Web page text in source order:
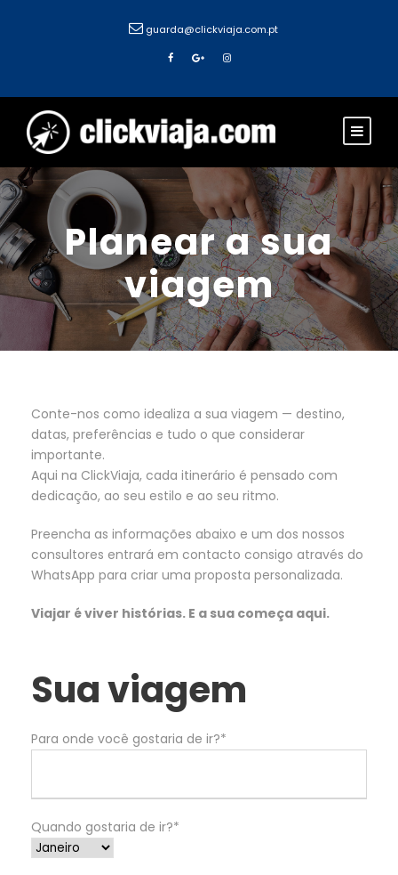
guarda@clickviaja.com.pt
Planear a sua
viagem
Conte-nos como idealiza a sua viagem — destino,
datas, preferências e tudo o que considerar
importante.
Aqui na ClickViaja, cada itinerário é pensado com
dedicação, ao seu estilo e ao seu ritmo.
Preencha as informações abaixo e um dos nossos
consultores entrará em contacto consigo através do
WhatsApp para criar uma proposta personalizada.
Viajar é viver histórias. E a sua começa aqui.
Sua viagem
Para onde você gostaria de ir?*
Quando gostaria de ir?*